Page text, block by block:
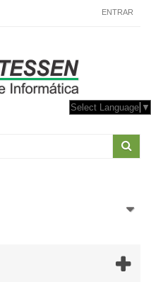
ENTRAR
Select Language ▼